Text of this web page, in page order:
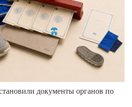
документы органов по